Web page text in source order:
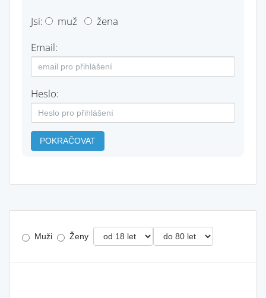
Jsi: muž
žena
Email:
Heslo:
POKRAČOVAT
Muži Ženy